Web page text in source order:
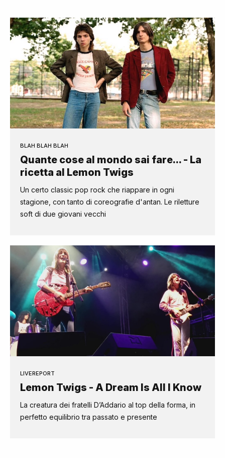
BLAH BLAH BLAH
Quante cose al mondo sai fare... - La
ricetta al Lemon Twigs
Un certo classic pop rock che riappare in ogni
stagione, con tanto di coreografie d'antan. Le riletture
soft di due giovani vecchi
LIVEREPORT
Lemon Twigs - A Dream Is All I Know
La creatura dei fratelli D’Addario al top della forma, in
perfetto equilibrio tra passato e presente